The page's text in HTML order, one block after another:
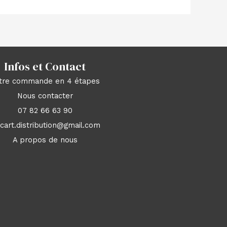
Infos et Contact
commande en 4 étapes
Nous contacter
07 82 66 63 90
A propos de nous